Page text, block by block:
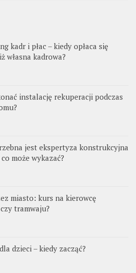
kadr i płac – kiedy opłaca się
własna kadrowa?
instalację rekuperacji podczas
jest ekspertyza konstrukcyjna
może wykazać?
miasto: kurs na kierowcę
tramwaju?
dzieci – kiedy zacząć?